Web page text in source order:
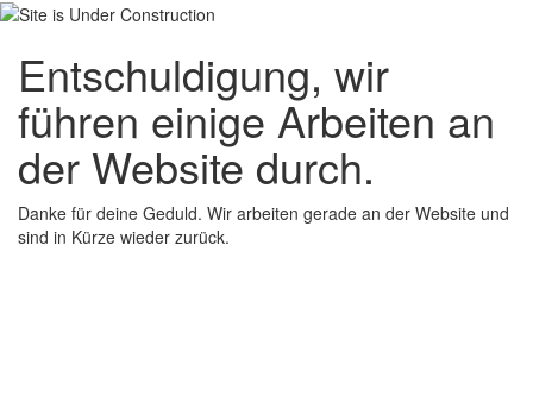
Entschuldigung, wir
führen einige Arbeiten an
der Website durch.
Danke für deine Geduld. Wir arbeiten gerade an der Website und
sind in Kürze wieder zurück.